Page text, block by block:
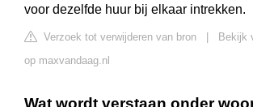
voor dezelfde huur bij elkaar intrekken.
Verzoek tot verwijderen van bron
Bekijk
op maxvandaag.nl
Wat wordt verstaan onder